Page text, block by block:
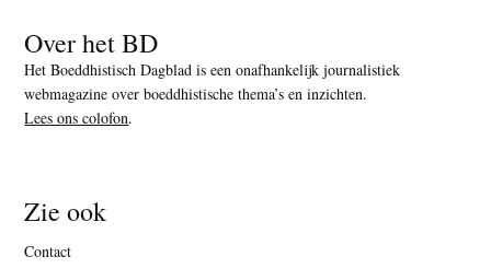
Over het BD
Het Boeddhistisch Dagblad is een onafhankelijk journalistiek
webmagazine over boeddhistische thema’s en inzichten.
Lees ons colofon.
Zie ook
Contact